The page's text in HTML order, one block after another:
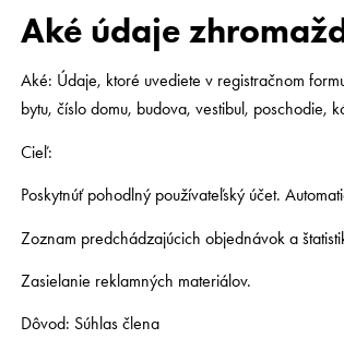
Aké údaje
Aké: Údaje, ktoré uvediete v registračnom
bytu, číslo domu, budova, vestibul, poschodie,
Cieľ:
Poskytnúť pohodlný používateľský účet.
Zoznam predchádzajúcich objednávok a
Zasielanie reklamných materiálov.
Dôvod: Súhlas člena